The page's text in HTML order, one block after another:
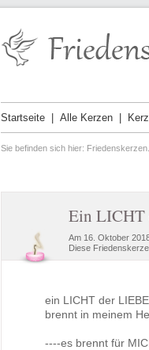
Startseite Alle Kerzen
Sie befinden sich hier:
Ein LICHT
Am 16. Oktober
Diese
ein LICHT der LIEBE
brennt in meinem
----es brennt für